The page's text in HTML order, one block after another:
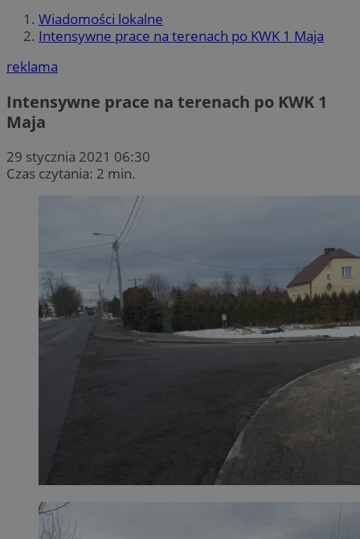
Wiadomości lokalne
Intensywne prace na terenach po KWK 1 Maja
reklama
Intensywne prace na terenach po KWK 1
Maja
29 stycznia 2021 06:30
Czas czytania: 2 min.